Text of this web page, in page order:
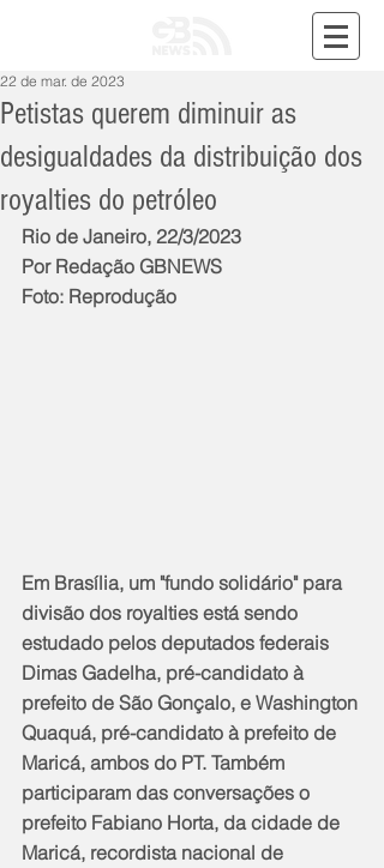
Petistas querem diminuir as
desigualdades da distribuição dos
royalties do petróleo
22 de mar. de 2023
Rio de Janeiro, 22/3/2023
Por Redação GBNEWS
Foto: Reprodução
Em Brasília, um "fundo solidário" para
divisão dos royalties está sendo
estudado pelos deputados federais
Dimas Gadelha, pré-candidato à
prefeito de São Gonçalo, e Washington
Quaquá, pré-candidato à prefeito de
Maricá, ambos do PT. Também
participaram das conversações o
prefeito Fabiano Horta, da cidade de
Maricá, recordista nacional de